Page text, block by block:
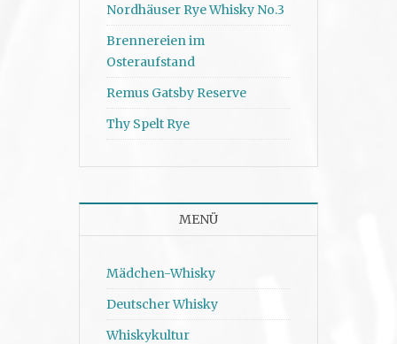
Nordhäuser Rye Whisky No.3
Brennereien im
Osteraufstand
Remus Gatsby Reserve
Thy Spelt Rye
MENÜ
Mädchen-Whisky
Deutscher Whisky
Whiskykultur